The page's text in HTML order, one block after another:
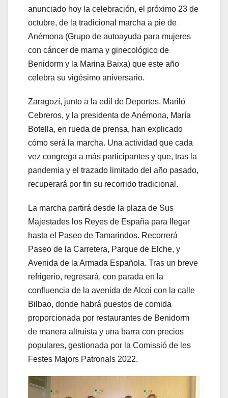
anunciado hoy la celebración, el próximo 23 de
octubre, de la tradicional marcha a pie de
Anémona (Grupo de autoayuda para mujeres
con cáncer de mama y ginecológico de
Benidorm y la Marina Baixa) que este año
celebra su vigésimo aniversario.
Zaragozí, junto a la edil de Deportes, Mariló
Cebreros, y la presidenta de Anémona, María
Botella, en rueda de prensa, han explicado
cómo será la marcha. Una actividad que cada
vez congrega a más participantes y que, tras la
pandemia y el trazado limitado del año pasado,
recuperará por fin su recorrido tradicional.
La marcha partirá desde la plaza de Sus
Majestades los Reyes de España para llegar
hasta el Paseo de Tamarindos. Recorrerá
Paseo de la Carretera, Parque de Elche, y
Avenida de la Armada Española. Tras un breve
refrigerio, regresará, con parada en la
confluencia de la avenida de Alcoi con la calle
Bilbao, donde habrá puestos de comida
proporcionada por restaurantes de Benidorm
de manera altruista y una barra con precios
populares, gestionada por la Comissió de les
Festes Majors Patronals 2022.